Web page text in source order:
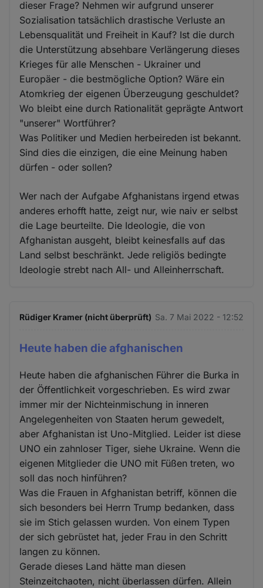
dieser Frage? Nehmen wir aufgrund unserer
Sozialisation tatsächlich drastische Verluste an
Lebensqualität und Freiheit in Kauf? Ist die durch
die Unterstützung absehbare Verlängerung dieses
Krieges für alle Menschen - Ukrainer und
Europäer - die bestmögliche Option? Wäre ein
Atomkrieg der eigenen Überzeugung geschuldet?
Wo bleibt eine durch Rationalität geprägte Antwort
"unserer" Wortführer?
Was Politiker und Medien herbeireden ist bekannt.
Sind dies die einzigen, die eine Meinung haben
dürfen - oder sollen?
Wer nach der Aufgabe Afghanistans irgend etwas
anderes erhofft hatte, zeigt nur, wie naiv er selbst
die Lage beurteilte. Die Ideologie, die von
Afghanistan ausgeht, bleibt keinesfalls auf das
Land selbst beschränkt. Jede religiös bedingte
Ideologie strebt nach All- und Alleinherrschaft.
Rüdiger Kramer (nicht überprüft) Sa. 7 Mai 2022 - 12:52
Heute haben die afghanischen
Heute haben die afghanischen Führer die Burka in
der Öffentlichkeit vorgeschrieben. Es wird zwar
immer mir der Nichteinmischung in inneren
Angelegenheiten von Staaten herum gewedelt,
aber Afghanistan ist Uno-Mitglied. Leider ist diese
UNO ein zahnloser Tiger, siehe Ukraine. Wenn die
eigenen Mitglieder die UNO mit Füßen treten, wo
soll das noch hinführen?
Was die Frauen in Afghanistan betriff, können die
sich besonders bei Herrn Trump bedanken, dass
sie im Stich gelassen wurden. Von einem Typen
der sich gebrüstet hat, jeder Frau in den Schritt
langen zu können.
Gerade dieses Land hätte man diesen
Steinzeitchaoten, nicht überlassen dürfen. Allein